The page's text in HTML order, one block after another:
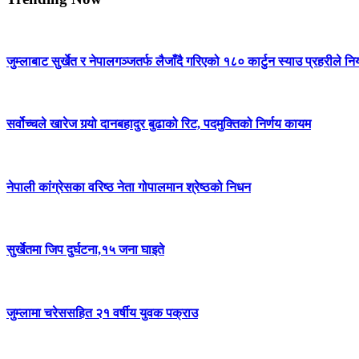
जुम्लाबाट सुर्खेत र नेपालगञ्जतर्फ लैजाँदै गरिएको १८० कार्टुन स्याउ प्रहरीले
सर्वोच्चले खारेज गर्‍यो दानबहादुर बुढाको रिट, पदमुक्तिको निर्णय कायम
नेपाली कांग्रेसका वरिष्ठ नेता गोपालमान श्रेष्ठको निधन
सुर्खेतमा जिप दुर्घटना,१५ जना घाइते
जुम्लामा चरेससहित २१ वर्षीय युवक पक्राउ